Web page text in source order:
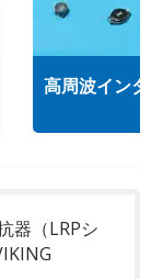
高周波イン
器（LRPシ